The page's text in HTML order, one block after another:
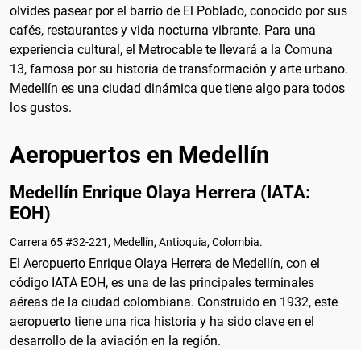
olvides pasear por el barrio de El Poblado, conocido por sus
cafés, restaurantes y vida nocturna vibrante. Para una
experiencia cultural, el Metrocable te llevará a la Comuna
13, famosa por su historia de transformación y arte urbano.
Medellín es una ciudad dinámica que tiene algo para todos
los gustos.
Aeropuertos en Medellín
Medellín Enrique Olaya Herrera (IATA:
EOH)
Carrera 65 #32-221, Medellín, Antioquia, Colombia.
El Aeropuerto Enrique Olaya Herrera de Medellín, con el
código IATA EOH, es una de las principales terminales
aéreas de la ciudad colombiana. Construido en 1932, este
aeropuerto tiene una rica historia y ha sido clave en el
desarrollo de la aviación en la región.